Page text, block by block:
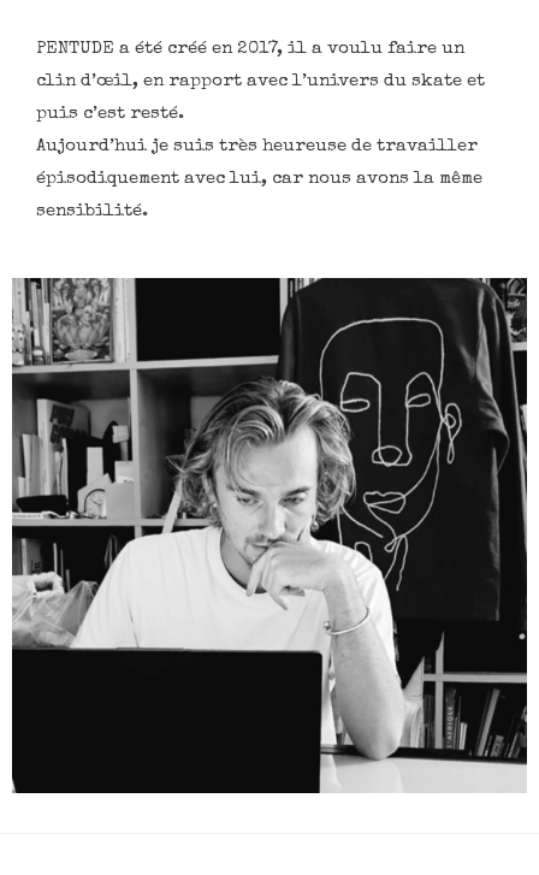
PENTUDE a été créé en 2017, il a voulu faire un
clin d’œil, en rapport avec l’univers du skate et
puis c’est resté.
Aujourd’hui je suis très heureuse de travailler
épisodiquement avec lui, car nous avons la même
sensibilité.